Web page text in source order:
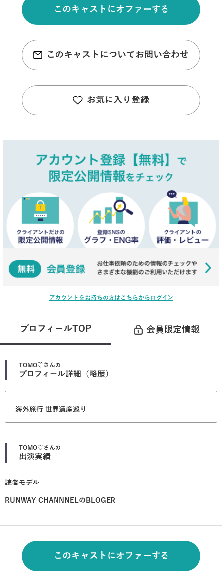
このキャストにオファーする
このキャストについてお問い合わせ
お気に入り登録
アカウントをお持ちの方はこちらからログイン
プロフィールTOP 会員限定情報
TOMO♡ さんの
プロフィール詳細（略歴）
海外旅行 世界遺産巡り
TOMO♡ さんの
出演実績
読者モデル
RUNWAY CHANNNELのBLOGER
このキャストにオファーする